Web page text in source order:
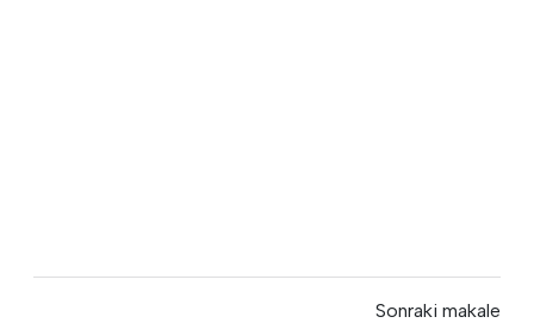
Sonraki makale